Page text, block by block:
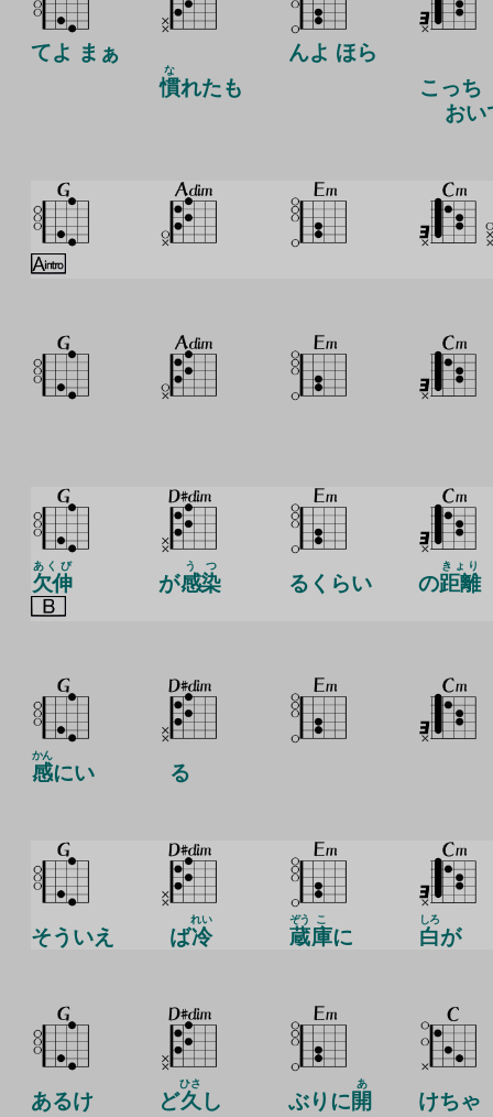
てよ まぁ
慣
な
れたも
んよ ほら
こ っち
おい
欠伸
あくび
が感
う
染
つ
るくらい の距離
きょり
感
かん
にい る
そういえ ば冷
れい
蔵
ぞう
庫
こ
に 白
しろ
が
あるけ ど久
ひさ
し ぶりに開
あ
けちゃ